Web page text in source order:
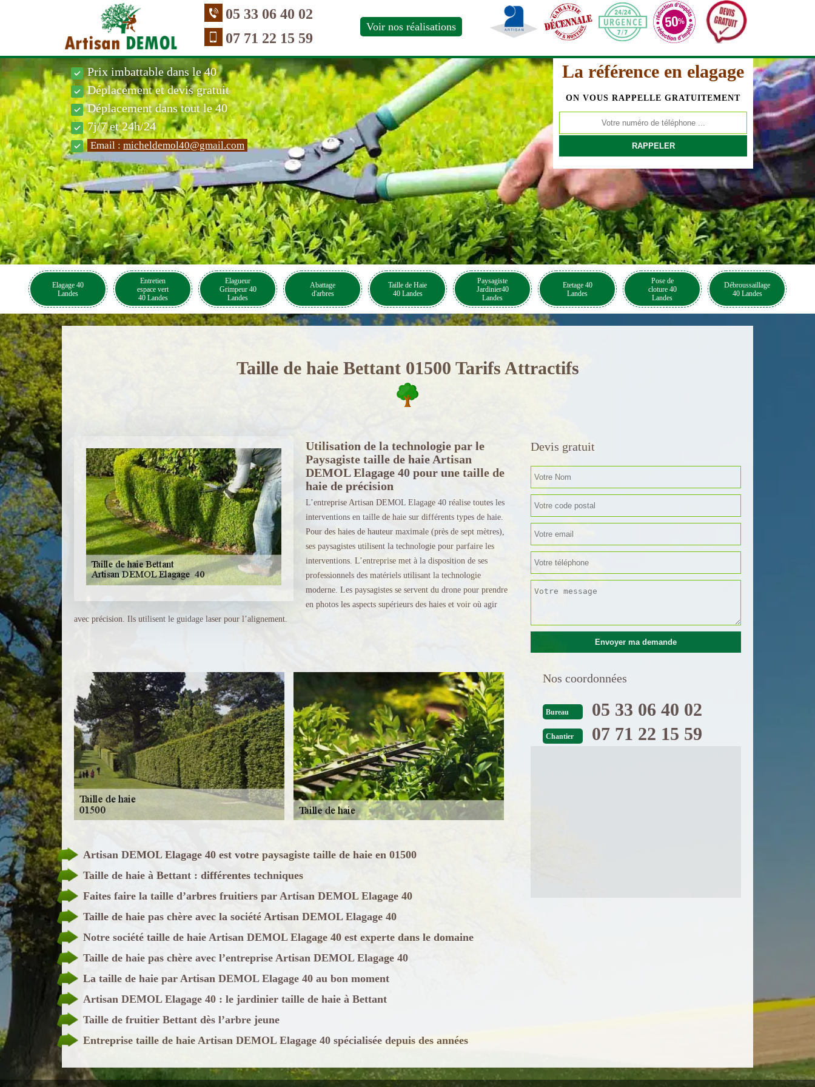
05 33 06 40 02
07 71 22 15 59
Voir nos réalisations
La référence en elagage
ON VOUS RAPPELLE GRATUITEMENT
Prix imbattable dans le 40
Déplacement et devis gratuit
Déplacement dans tout le 40
7j/7 et 24h/24
Email : micheldemol40@gmail.com
Elagage 40
Landes
Entretien
espace vert
40 Landes
Elagueur
Grimpeur 40
Landes
Abattage
d'arbres
Taille de Haie
40 Landes
Paysagiste
Jardinier40
Landes
Etetage 40
Landes
Pose de
cloture 40
Landes
Débroussaillage
40 Landes
Taille de haie Bettant 01500 Tarifs Attractifs
Utilisation de la technologie par le
Paysagiste taille de haie Artisan
DEMOL Elagage 40 pour une taille de
haie de précision
L’entreprise Artisan DEMOL Elagage 40 réalise toutes les
interventions en taille de haie sur différents types de haie.
Pour des haies de hauteur maximale (près de sept mètres),
ses paysagistes utilisent la technologie pour parfaire les
interventions. L’entreprise met à la disposition de ses
professionnels des matériels utilisant la technologie
moderne. Les paysagistes se servent du drone pour prendre
en photos les aspects supérieurs des haies et voir où agir
avec précision. Ils utilisent le guidage laser pour l’alignement.
Artisan DEMOL Elagage 40 est votre paysagiste taille de haie en 01500
Taille de haie à Bettant : différentes techniques
Faites faire la taille d’arbres fruitiers par Artisan DEMOL Elagage 40
Taille de haie pas chère avec la société Artisan DEMOL Elagage 40
Notre société taille de haie Artisan DEMOL Elagage 40 est experte dans le domaine
Taille de haie pas chère avec l’entreprise Artisan DEMOL Elagage 40
La taille de haie par Artisan DEMOL Elagage 40 au bon moment
Artisan DEMOL Elagage 40 : le jardinier taille de haie à Bettant
Taille de fruitier Bettant dès l’arbre jeune
Entreprise taille de haie Artisan DEMOL Elagage 40 spécialisée depuis des années
Devis gratuit
Nos coordonnées
Bureau 05 33 06 40 02
Chantier 07 71 22 15 59